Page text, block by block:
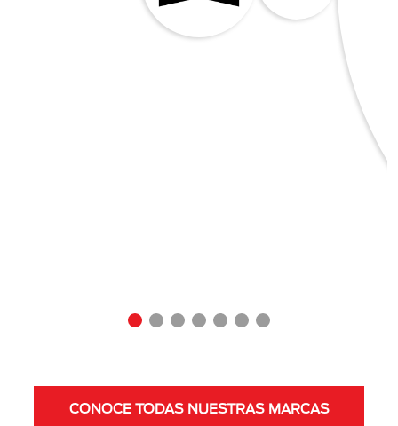
CONOCE TODAS NUESTRAS MARCAS